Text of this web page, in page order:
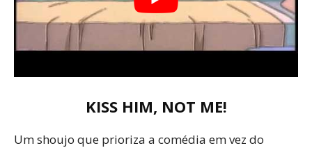
KISS HIM, NOT ME!
Um shoujo que prioriza a comédia em vez do